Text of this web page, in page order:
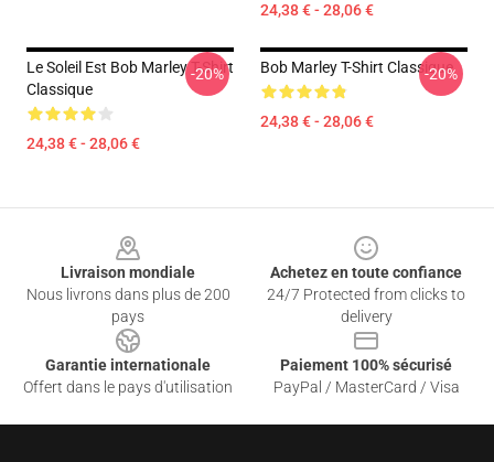
24,38 € - 28,06 €
Le Soleil Est Bob Marley T-Shirt
Classique
24,38 € - 28,06 €
-20% Bob Marley T-Shirt Classique
24,38 € - 28,06 €
-20%
Livraison mondiale
Nous livrons dans plus de 200
pays
Achetez en toute confiance
24/7 Protected from clicks to
delivery
Garantie internationale
Offert dans le pays d'utilisation
Paiement 100% sécurisé
PayPal / MasterCard / Visa